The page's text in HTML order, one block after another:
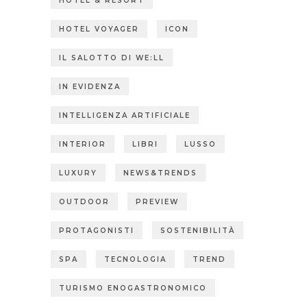
HOTEL VOYAGER ICON
IL SALOTTO DI WE:LL
IN EVIDENZA
INTELLIGENZA ARTIFICIALE
INTERIOR LIBRI LUSSO
LUXURY NEWS&TRENDS
OUTDOOR PREVIEW
PROTAGONISTI SOSTENIBILITÀ
SPA TECNOLOGIA TREND
TURISMO ENOGASTRONOMICO